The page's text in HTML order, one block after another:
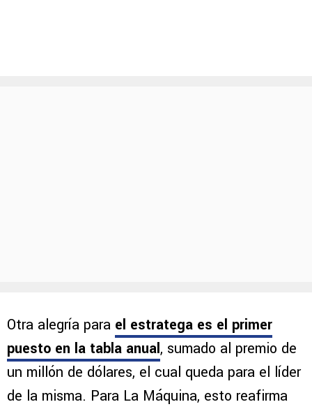
Otra alegría para el estratega es el primer
puesto en la tabla anual, sumado al premio de
un millón de dólares, el cual queda para el líder
de la misma. Para La Máquina, esto reafirma